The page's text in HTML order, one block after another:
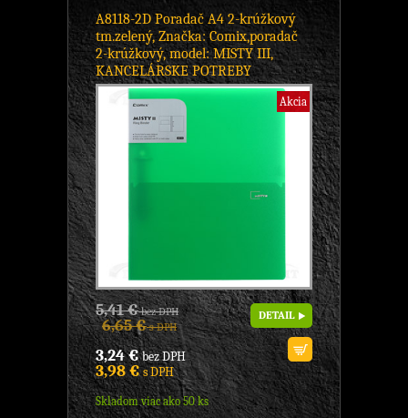
A8118-2D Poradač A4 2-krúžkový
tm.zelený, Značka: Comix,poradač
2-krúžkový, model: MISTY III,
KANCELÁRSKE POTREBY
Akcia
5,41 €bez DPH
6,65 €s DPH
3,24 €bez DPH
3,98 €s DPH
Skladom viac ako 50 ks
DETAIL